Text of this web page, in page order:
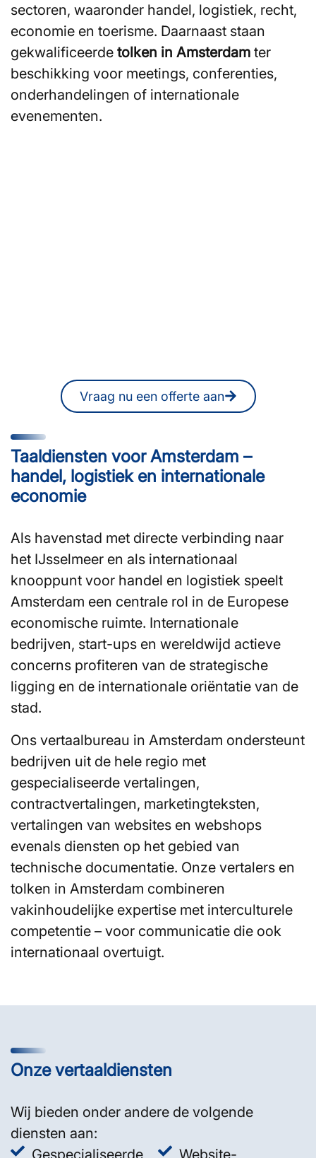
sectoren, waaronder handel, logistiek, recht,
economie en toerisme. Daarnaast staan
gekwalificeerde tolken in Amsterdam ter
beschikking voor meetings, conferenties,
onderhandelingen of internationale
evenementen.
Vraag nu een offerte aan
Taaldiensten voor Amsterdam –
handel, logistiek en internationale
economie
Als havenstad met directe verbinding naar
het IJsselmeer en als internationaal
knooppunt voor handel en logistiek speelt
Amsterdam een centrale rol in de Europese
economische ruimte. Internationale
bedrijven, start-ups en wereldwijd actieve
concerns profiteren van de strategische
ligging en de internationale oriëntatie van de
stad.
Ons vertaalbureau in Amsterdam ondersteunt
bedrijven uit de hele regio met
gespecialiseerde vertalingen,
contractvertalingen, marketingteksten,
vertalingen van websites en webshops
evenals diensten op het gebied van
technische documentatie. Onze vertalers en
tolken in Amsterdam combineren
vakinhoudelijke expertise met interculturele
competentie – voor communicatie die ook
internationaal overtuigt.
Onze vertaaldiensten
Wij bieden onder andere de volgende
diensten aan:
Gespecialiseerde
Website-,